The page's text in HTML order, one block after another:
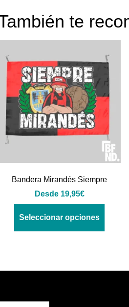
te
Bandera Mirandés Siempre
Desde 19,95€
Seleccionar opciones